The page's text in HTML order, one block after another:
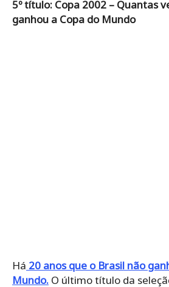
5º título: Copa 2002 – Quantas
ganhou a Copa do Mundo
Há 20 anos que o Brasil não
Mundo. O último título da